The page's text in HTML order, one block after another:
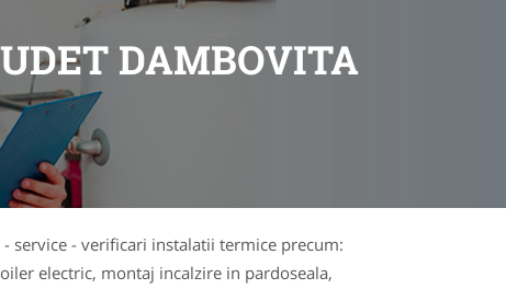
DAMBOVITA
service - verificari instalatii termice precum:
electric, montaj incalzire in pardoseala,